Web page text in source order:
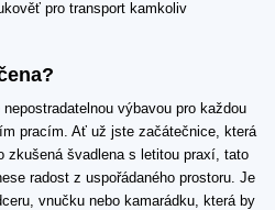
pro transport kamkoliv
nepostradatelnou výbavou pro každou
pracím. Ať už jste začátečnice, která
zkušená švadlena s letitou praxí, tato
radost z uspořádaného prostoru. Je
vnučku nebo kamarádku, která by